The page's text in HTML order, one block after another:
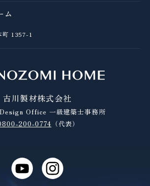
古川製材株式会社
Office 一級建築士事務所
200-0774 （代表）
ム
町 1357-1